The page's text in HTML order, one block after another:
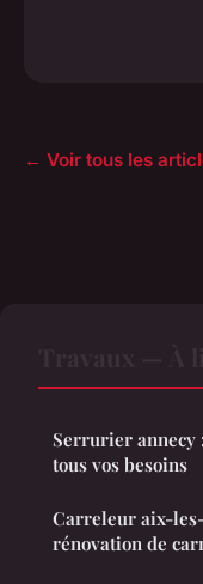
← Voir tous les
Serrurier annecy
tous vos besoins
Carreleur aix-
rénovation de